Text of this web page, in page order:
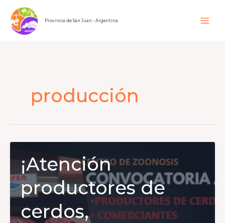
contenido
Provincia de San Juan - Argentina
producción
¡Atención
productores de
cerdos,